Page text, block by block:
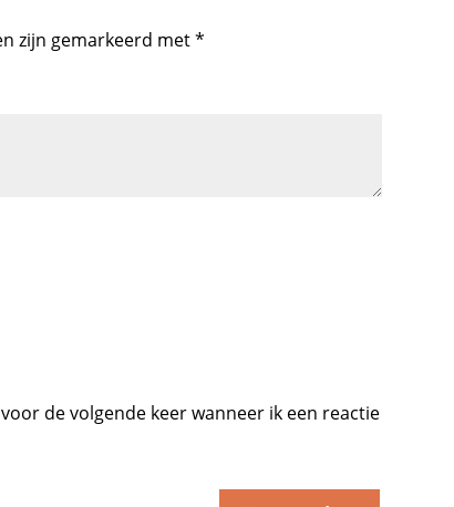
zijn gemarkeerd met*
de volgende keer wanneer ik een reactie